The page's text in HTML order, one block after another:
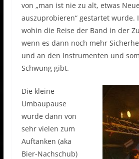
von „man ist nie zu alt, etwas
auszuprobieren“ gestartet wurde.
wohin die Reise der Band in der
wenn es dann noch mehr
und an den Instrumenten und
Schwung gibt.
Die kleine
Umbaupause
wurde dann von
sehr vielen zum
Auftanken (aka
Bier-Nachschub)